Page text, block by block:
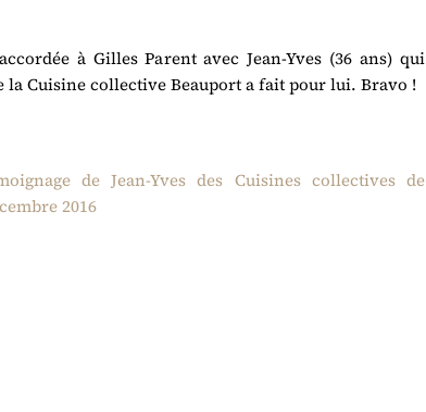
à Gilles Parent avec Jean-Yves (36 ans) qui
la Cuisine collective Beauport a fait pour lui. Bravo !
de Jean-Yves des Cuisines collectives de
2016